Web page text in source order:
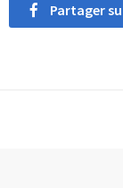
Partager